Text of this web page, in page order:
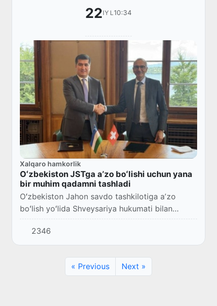
22IYL10:34
Xalqaro hamkorlik
Oʻzbekiston JSTga aʼzo boʻlishi uchun yana
bir muhim qadamni tashladi
Oʻzbekiston Jahon savdo tashkilotiga aʼzo
boʻlish yoʻlida Shveysariya hukumati bilan
muzokaralarni muvaffaqiyatli yakunladi.
2346
« Previous Next »